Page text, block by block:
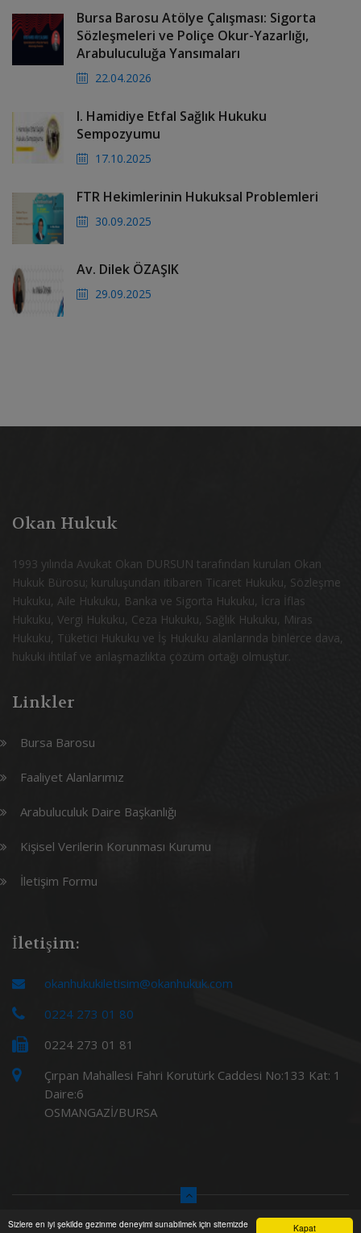
Kapat
Sizlere en iyi şekilde gezinme deneyimi sunabilmek için sitemizde
Bursa Barosu Atölye Çalışması: Sigorta
Sözleşmeleri ve Poliçe Okur-Yazarlığı,
Arabuluculuğa Yansımaları
22.04.2026
I. Hamidiye Etfal Sağlık Hukuku
Sempozyumu
17.10.2025
FTR Hekimlerinin Hukuksal Problemleri
30.09.2025
Av. Dilek ÖZAŞIK
29.09.2025
Okan Hukuk
1993 yılında Avukat Okan DURSUN tarafından kurulan Okan
Hukuk Bürosu; kuruluşundan itibaren Ticaret Hukuku, Sözleşme
Hukuku, Aile Hukuku, Banka ve Sigorta Hukuku, İcra İflas
Hukuku, Vergi Hukuku, Ceza Hukuku, Sağlık Hukuku, Miras
Hukuku, Tüketici Hukuku ve İş Hukuku alanlarında binlerce dava,
hukuki ihtilaf ve anlaşmazlıkta çözüm ortağı olmuştur.
Linkler
Bursa Barosu
Faaliyet Alanlarımız
Arabuluculuk Daire Başkanlığı
Kişisel Verilerin Korunması Kurumu
İletişim Formu
İletişim:
okanhukukiletisim@okanhukuk.com
0224 273 01 80
0224 273 01 81
Çırpan Mahallesi Fahri Korutürk Caddesi No:133 Kat: 1
Daire:6
OSMANGAZİ/BURSA
© 2019AnkaData